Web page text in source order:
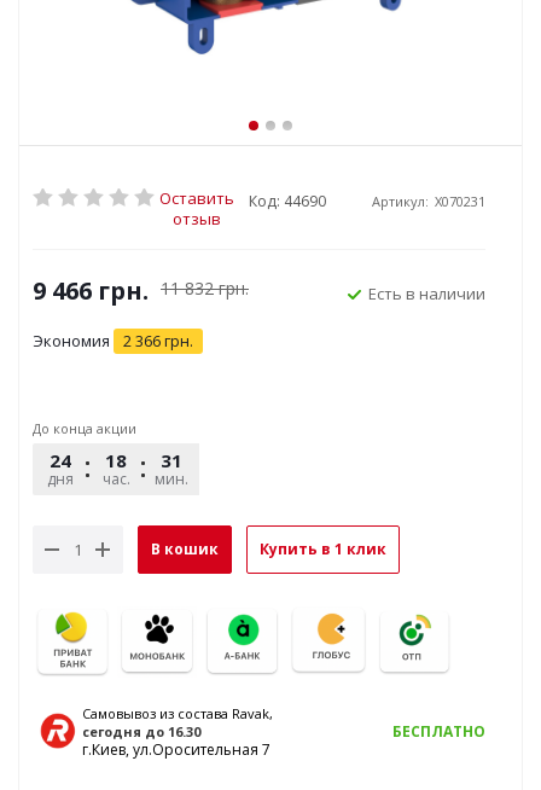
Оставить
отзыв
Код: 44690 Артикул: X070231
9 466 грн. 11 832грн.
Экономия 2 366грн.
Есть в наличии
До конца акции
24
дня
18
час.
31
мин.
В кошик Купить в 1 клик
Самовывоз из состава Ravak,
сегодня до 16.30
г.Киев, ул.Оросительная 7
БЕСПЛАТНО